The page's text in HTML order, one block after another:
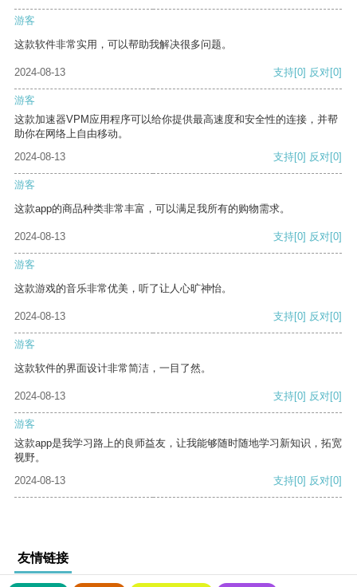
游客
这款软件非常实用，可以帮助我解决很多问题。
2024-08-13 支持[0] 反对[0]
游客
这款加速器VPM应用程序可以给你提供最高速度和安全性的连接，并帮
助你在网络上自由移动。
2024-08-13
支持[0] 反对[0]
游客
这款app的商品种类非常丰富，可以满足我所有的购物需求。
2024-08-13 支持[0] 反对[0]
游客
这款游戏的音乐非常优美，听了让人心旷神怡。
2024-08-13 支持[0] 反对[0]
游客
这款软件的界面设计非常简洁，一目了然。
2024-08-13 支持[0] 反对[0]
游客
这款app是我学习路上的良师益友，让我能够随时随地学习新知识，拓宽
视野。
2024-08-13
支持[0] 反对[0]
友情链接